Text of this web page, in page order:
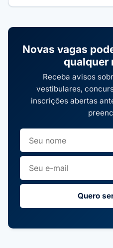
Novas vagas
qualquer
Receba avisos
vestibulares,
inscrições abertas
Quero